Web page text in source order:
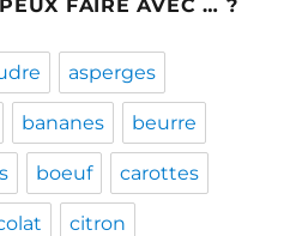
FAIRE AVEC … ?
asperges
bananes beurre
boeuf carottes
citron